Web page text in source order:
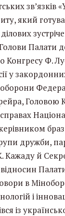
зв’язків
який
Палати
Конгресу Ф.
у
Головою
дружби,
Кажаду й
в
і
із